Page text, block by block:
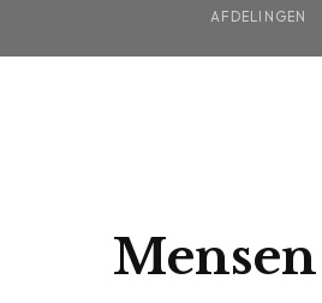
AFDELINGEN